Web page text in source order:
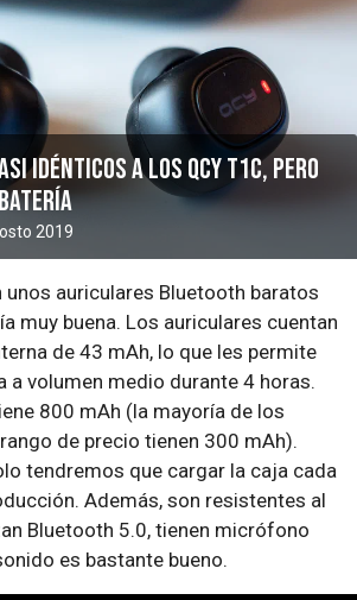
idénticos a los QCY T1C, pero
2019
unos auriculares Bluetooth baratos
muy buena. Los auriculares cuentan
de 43 mAh, lo que les permite
a volumen medio durante 4 horas.
800 mAh (la mayoría de los
de precio tienen 300 mAh).
tendremos que cargar la caja cada
Además, son resistentes al
Bluetooth 5.0, tienen micrófono
es bastante bueno.